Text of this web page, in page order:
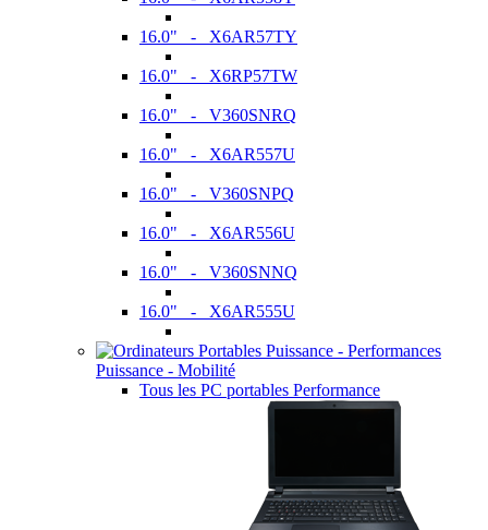
16.0" - X6AR57TY
16.0" - X6RP57TW
16.0" - V360SNRQ
16.0" - X6AR557U
16.0" - V360SNPQ
16.0" - X6AR556U
16.0" - V360SNNQ
16.0" - X6AR555U
Puissance - Mobilité
Tous les PC portables Performance